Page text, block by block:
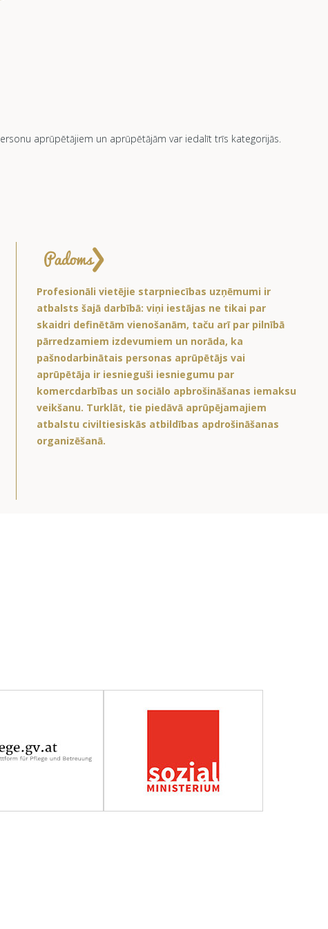
aprūpētājiem un aprūpētājām var iedalīt trīs kategorijās.
Profesionāli vietējie starpniecības uzņēmumi ir
atbalsts šajā darbībā: viņi iestājas ne tikai par
skaidri definētām vienošanām, taču arī par pilnībā
pārredzamiem izdevumiem un norāda, ka
pašnodarbinātais personas aprūpētājs vai
aprūpētāja ir iesnieguši iesniegumu par
komercdarbības un sociālo apbrošināšanas iemaksu
veikšanu. Turklāt, tie piedāvā aprūpējamajiem
atbalstu civiltiesiskās atbildības apdrošināšanas
organizēšanā.